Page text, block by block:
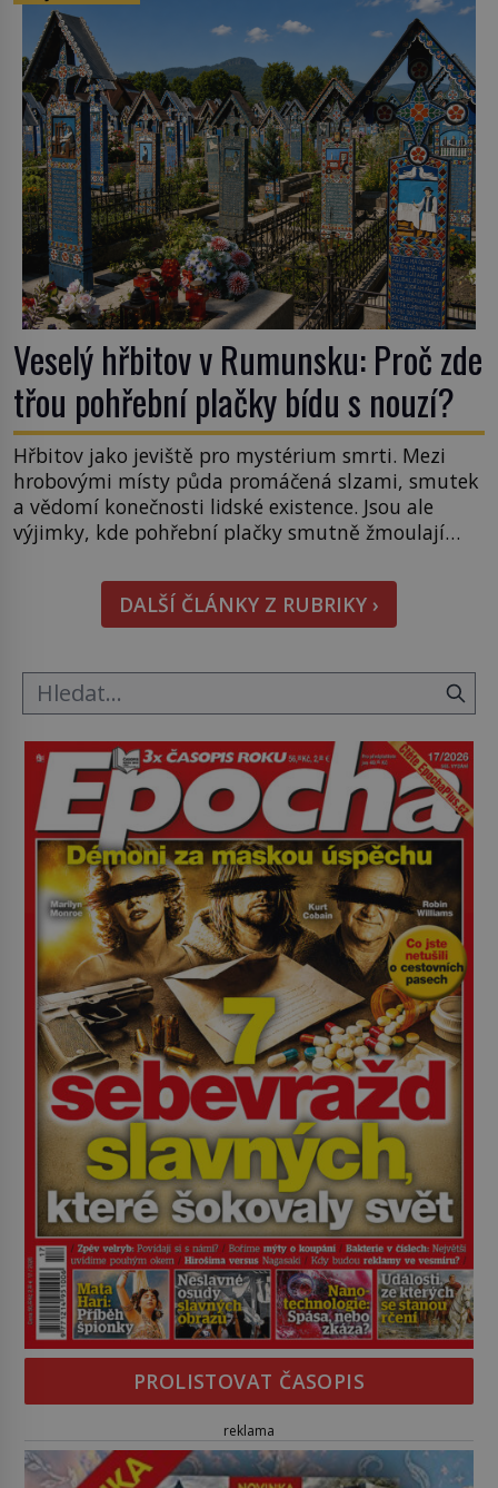
na volném moři je maximálně 1,5 metru. Máme se
podobné obří vlny obávat i v Evropě? Vznik
tsunami si […]
Veselý hřbitov v Rumunsku: Proč zde
třou pohřební plačky bídu s nouzí?
Hřbitov jako jeviště pro mystérium smrti. Mezi
hrobovými místy půda promáčená slzami, smutek
a vědomí konečnosti lidské existence. Jsou ale
výjimky, kde pohřební plačky smutně žmoulají
pohledu na výši vyměřené podpory
v nezaměstnanosti. Kam vás pozveme? Unikátní
hřbitov, který si vysloužil název „Veselý“, najdeme
DALŠÍ ČLÁNKY Z RUBRIKY ›
PROLISTOVAT ČASOPIS
reklama